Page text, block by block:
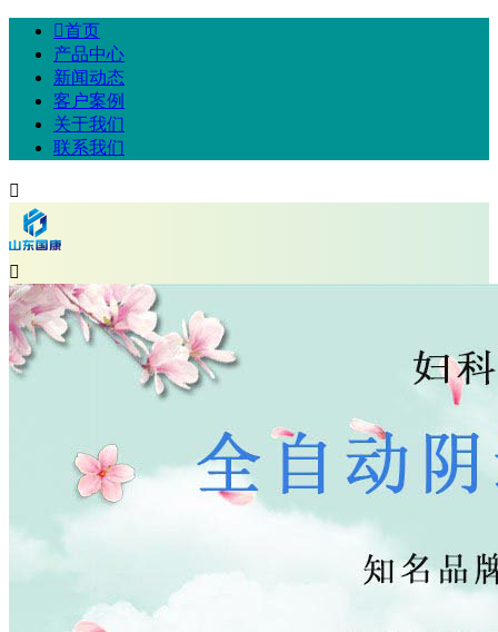
首页
产品中心
新闻动态
客户案例
关于我们
联系我们

